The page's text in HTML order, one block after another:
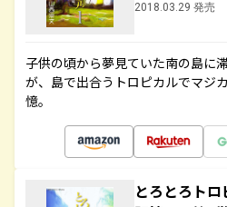
2018.03.29 発売
子供の頃から夢見ていた南の島に
が、島で出合うトロピカルでマジ
憶。
とろとろト